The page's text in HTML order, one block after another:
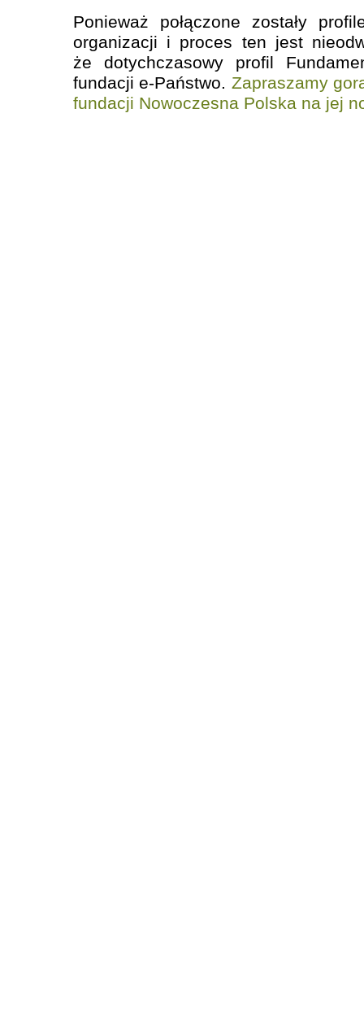
Ponieważ połączone zostały
organizacji i proces ten jest
że dotychczasowy profil
fundacji e-Państwo. Zapraszamy
fundacji Nowoczesna Polska na jej